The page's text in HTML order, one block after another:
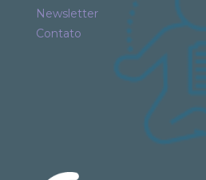
Newsletter
Contato